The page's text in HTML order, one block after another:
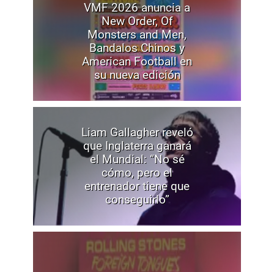
VMF 2026 anuncia a
New Order, Of
Monsters and Men,
Bandalos Chinos y
American Football en
su nueva edición
Liam Gallagher reveló
que Inglaterra ganará
el Mundial: “No sé
cómo, pero el
entrenador tiene que
conseguirlo”